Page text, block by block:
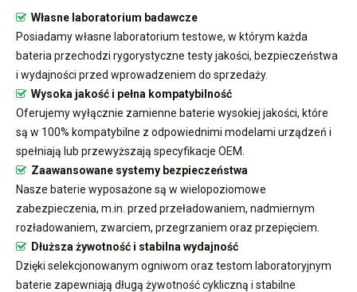
Własne laboratorium badawcze
Posiadamy własne laboratorium testowe, w którym każda
bateria przechodzi rygorystyczne testy jakości, bezpieczeństwa
i wydajności przed wprowadzeniem do sprzedaży.
Wysoka jakość i pełna kompatybilność
Oferujemy wyłącznie zamienne baterie wysokiej jakości, które
są w 100% kompatybilne z odpowiednimi modelami urządzeń i
spełniają lub przewyższają specyfikacje OEM.
Zaawansowane systemy bezpieczeństwa
Nasze baterie wyposażone są w wielopoziomowe
zabezpieczenia, m.in. przed przeładowaniem, nadmiernym
rozładowaniem, zwarciem, przegrzaniem oraz przepięciem.
Dłuższa żywotność i stabilna wydajność
Dzięki selekcjonowanym ogniwom oraz testom laboratoryjnym
baterie zapewniają długą żywotność cykliczną i stabilne